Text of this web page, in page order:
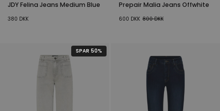
JDY Felina Jeans Medium Blue
380 DKK
Prepair Malia Jeans Offwhite
600 DKK 800DKK
SPAR 50%